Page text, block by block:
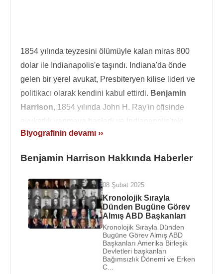
1854 yılında teyzesini ölümüyle kalan miras 800
dolar ile Indianapolis'e taşındı. Indiana'da önde
gelen bir yerel avukat, Presbiteryen kilise lideri ve
politikacı olarak kendini kabul ettirdi. Benjamin
Harrison, 1854 yılında John H. Ray'in ofisinde
avukatlık yapmaya başladı ve Indianapolis'teki
federal mahkemede günlük 2,50 dolar karşılığında
Mahkemesi'nde Komiser olarak görev yaptı.
Hayatının büyük bir bölümünde ağ olarak kullandığı
Phi Delta Theta kardeşliğine katıldı. Ayrıca, çift
üyeliğe izin veren bir hukuk kardeşliği olan Delta
Chi'nin de üyesiydi.
Liberal bir ailede büyüyenBenjamin Harrison
başlangıçta bu partinin politikalarını destekledi ve
1856 yılında kurulmasından kısa bir süre sonra
Biyografinin devamı ››
Benjamin Harrison Hakkında Haberler
08 Şubat 2025
Kronolojik Sırayla
Dünden Bugüne Görev
Almış ABD Başkanları
Kronolojik Sırayla Dünden
Bugüne Görev Almış ABD
Başkanları Amerika Birleşik
Devletleri başkanları
Bağımsızlık Dönemi ve Erken
C...